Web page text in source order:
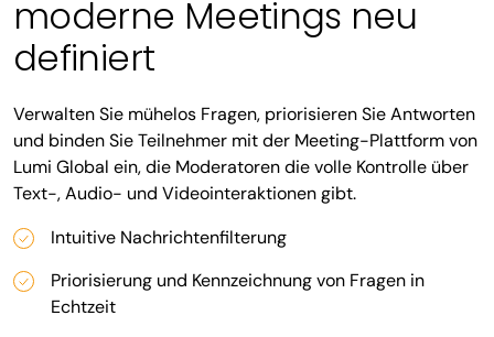
moderne Meetings neu
definiert
Verwalten Sie mühelos Fragen, priorisieren Sie Antworten
und binden Sie Teilnehmer mit der Meeting-Plattform von
Lumi Global ein, die Moderatoren die volle Kontrolle über
Text-, Audio- und Videointeraktionen gibt.
Intuitive Nachrichtenfilterung
Priorisierung und Kennzeichnung von Fragen in
Echtzeit